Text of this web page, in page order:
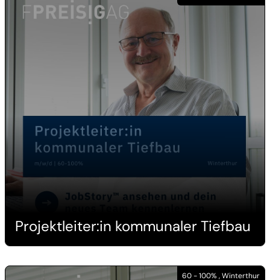
Projektleiter:in kommunaler Tiefbau
60 - 100% , Winterthur